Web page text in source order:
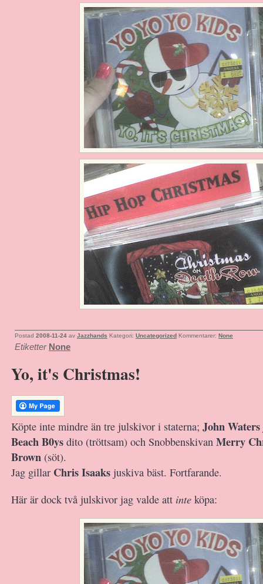
Postad 2008-11-24 av Jazzhands Kategori: Uncategorized Kommentarer: None
Etiketter None
Yo, it's Christmas!
Köpte inte mindre än tre julskivor i staterna; John Waters
Beach B0ys dito (tröttsam) och Snobbenskivan Merry
Brown (söt).
Jag gillar Chris Isaaks juskiva bäst. Fortfarande.
Här är dock två julskivor jag valde att inte köpa: